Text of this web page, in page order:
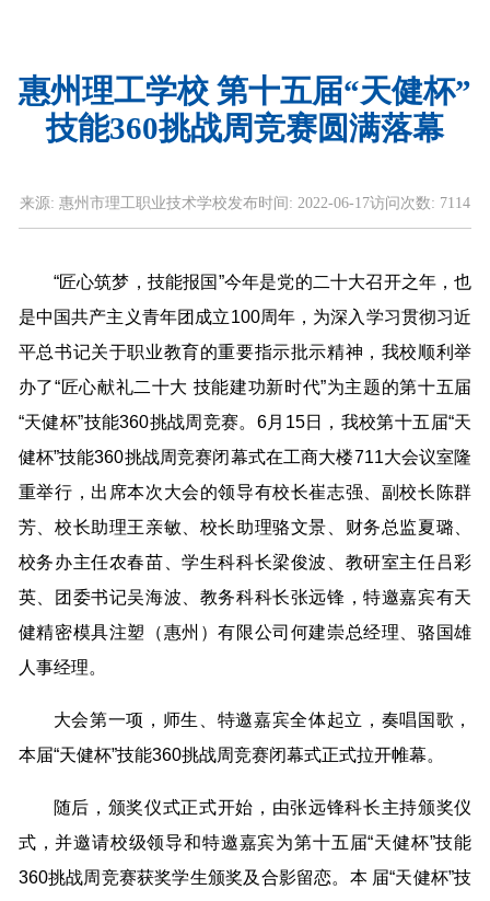
惠州理工学校 第十五届“天健杯”
技能360挑战周竞赛圆满落幕
来源: 惠州市理工职业技术学校发布时间: 2022-06-17访问次数: 7114
“匠心筑梦，技能报国”今年是党的二十大召开之年，也
是中国共产主义青年团成立100周年，为深入学习贯彻习近
平总书记关于职业教育的重要指示批示精神，我校顺利举
办了“匠心献礼二十大 技能建功新时代”为主题的第十五届
“天健杯”技能360挑战周竞赛。6月15日，我校第十五届“天
健杯”技能360挑战周竞赛闭幕式在工商大楼711大会议室隆
重举行，出席本次大会的领导有校长崔志强、副校长陈群
芳、校长助理王亲敏、校长助理骆文景、财务总监夏璐、
校务办主任农春苗、学生科科长梁俊波、教研室主任吕彩
英、团委书记吴海波、教务科科长张远锋，特邀嘉宾有天
健精密模具注塑（惠州）有限公司何建崇总经理、骆国雄
人事经理。
大会第一项，师生、特邀嘉宾全体起立，奏唱国歌，
本届“天健杯”技能360挑战周竞赛闭幕式正式拉开帷幕。
随后，颁奖仪式正式开始，由张远锋科长主持颁奖仪
式，并邀请校级领导和特邀嘉宾为第十五届“天健杯”技能
360挑战周竞赛获奖学生颁奖及合影留恋。本 届“天健杯”技